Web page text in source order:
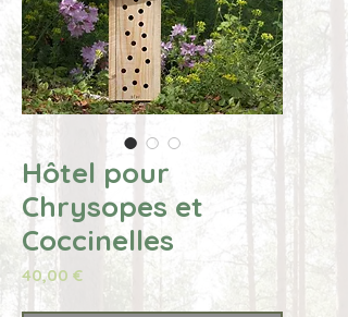
Hôtel pour
Chrysopes et
Coccinelles
40,00 €Prix